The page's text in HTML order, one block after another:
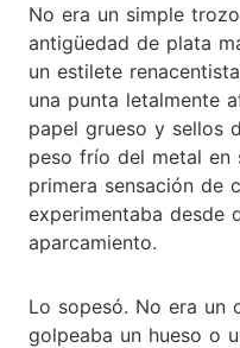
No era un simple
antigüedad de plata
un estilete
una punta letalmente
papel grueso y sellos
peso frío del metal en
primera sensación de
experimentaba desde
aparcamiento.
Lo sopesó. No era un
golpeaba un hueso o